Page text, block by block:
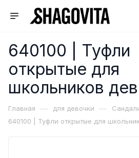
640100 | Туфли
открытые для
школьников
Главная — для девочки —
640100 | Туфли открытые для